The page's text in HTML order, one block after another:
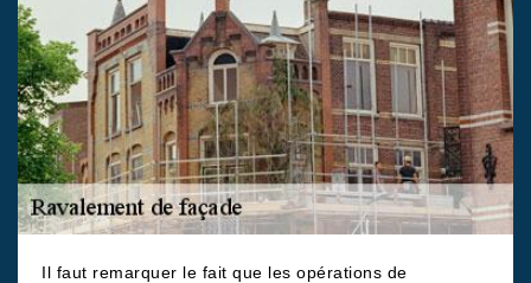
Il faut remarquer le fait que les opérations de